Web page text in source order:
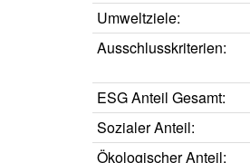
Umweltziele:
Ausschlusskriterien:
ESG Anteil Gesamt:
Sozialer Anteil:
Ökologischer Anteil: